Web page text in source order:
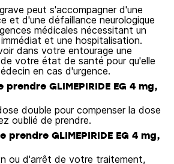
peut s'accompagner d'une
et d'une défaillance neurologique
médicales nécessitant un
et une hospitalisation.
dans votre entourage une
votre état de santé pour qu'elle
en cas d'urgence.
GLIMEPIRIDE EG 4 mg,
double pour compenser la dose
oublié de prendre.
GLIMEPIRIDE EG 4 mg,
ou d'arrêt de votre traitement,